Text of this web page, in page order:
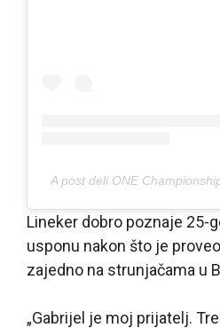
A post deli ONE
Lineker dobro poznaje 25-
usponu nakon što je
zajedno na strunjačama u
„Gabrijel je moj prijatelj.